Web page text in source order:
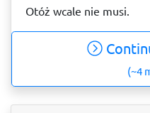
Otóż wcale nie musi.
(~4